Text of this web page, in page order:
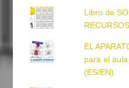
Libro de
EL
para el
(ES/EN)